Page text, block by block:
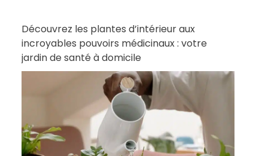
Découvrez les plantes d’intérieur aux
incroyables pouvoirs médicinaux : votre
jardin de santé à domicile